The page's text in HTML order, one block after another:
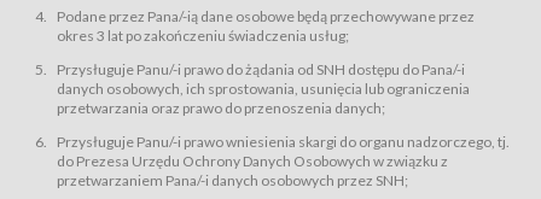
usługę utrzymywania konta użytkownika w Serwisie,
usługę newsletter,
usługę zawierania na odległość umów nabycia Karnetów i Biletów,
usługę zawierania na odległość umów sprzedaży w Sklepie.
dnia 18 lipca 2002 r. o świadczeniu usług drogą elektroniczną (Dz.U. z 2002
r., Nr 144, poz. 1204, z późń. zm.). Usługi świadczone są nieodpłatnie.
Na zasadach określonych w Regulaminie dostęp do Serwisu jest otwarty dla
Podane przez Pana/-ią dane osobowe będą przechowywane przez
okres 3 lat po zakończeniu świadczenia usług;
Przysługuje Panu/-i prawo do żądania od SNH dostępu do Pana/-i
danych osobowych, ich sprostowania, usunięcia lub ograniczenia
przetwarzania oraz prawo do przenoszenia danych;
Przysługuje Panu/-i prawo wniesienia skargi do organu nadzorczego, tj.
do Prezesa Urzędu Ochrony Danych Osobowych w związku z
przetwarzaniem Pana/-i danych osobowych przez SNH;